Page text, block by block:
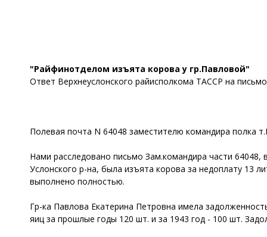
"Райфинотделом изъята корова у гр.Павловой"
Ответ Верхнеуслонского райисполкома ТАССР на
Полевая почта N 64048 заместителю командира
Нами расследовано письмо Зам.командира части
Услонского р-на, была изъята корова за недоплату 13
выполнено полностью.
Гр-ка Павлова Екатерина Петровна имела
яиц за прошлые годы 120 шт. и за 1943 год - 100 шт.